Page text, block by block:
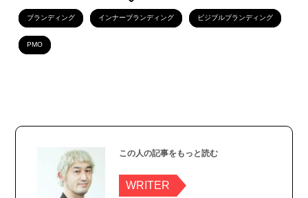
ブランディング インナーブランディング ビジブルブランディング
PMO
WRITER
この人の記事をもっと読む